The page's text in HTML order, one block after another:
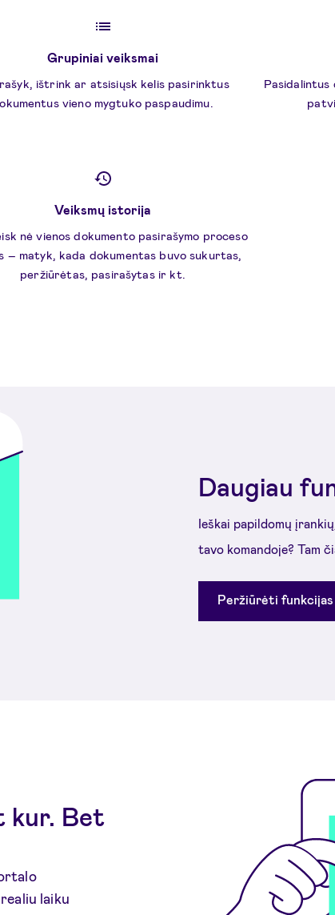
Grupiniai veiksmai
ištrink ar atsisiųsk kelis pasirinktus
vieno mygtuko paspaudimu.
Pasidalintus
Veiksmų istorija
nė vienos dokumento pasirašymo proceso
– matyk, kada dokumentas buvo sukurtas,
peržiūrėtas, pasirašytas ir kt.
Daugiau
Ieškai papildomų
tavo komandoje? Tam
Peržiūrėti funkcijas
kur. Bet
laiku